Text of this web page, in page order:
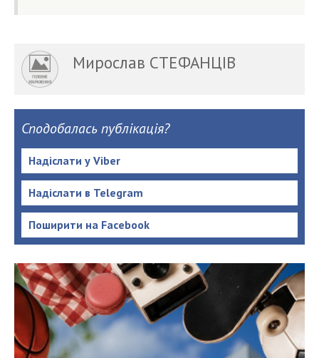
Мирослав СТЕФАНЦІВ
Сподобалась публікація?
Надіслати у Viber
Надіслати в Telegram
Поширити на Facebook